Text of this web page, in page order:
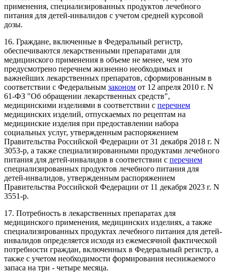
применения, специализированных продуктов лечебного
питания для детей-инвалидов с учетом средней курсовой
дозы.
16. Граждане, включенные в Федеральный регистр,
обеспечиваются лекарственными препаратами для
медицинского применения в объеме не менее, чем это
предусмотрено перечнем жизненно необходимых и
важнейших лекарственных препаратов, сформированным в
соответствии с Федеральным законом от 12 апреля 2010 г. N
61-ФЗ "Об обращении лекарственных средств",
медицинскими изделиями в соответствии с перечнем
медицинских изделий, отпускаемых по рецептам на
медицинские изделия при предоставлении набора
социальных услуг, утвержденным распоряжением
Правительства Российской Федерации от 31 декабря 2018 г. N
3053-р, а также специализированными продуктами лечебного
питания для детей-инвалидов в соответствии с перечнем
специализированных продуктов лечебного питания для
детей-инвалидов, утвержденным распоряжением
Правительства Российской Федерации от 11 декабря 2023 г. N
3551-р.
17. Потребность в лекарственных препаратах для
медицинского применения, медицинских изделиях, а также
специализированных продуктах лечебного питания для детей-
инвалидов определяется исходя из ежемесячной фактической
потребности граждан, включенных в Федеральный регистр, а
также с учетом необходимости формирования неснижаемого
запаса на три - четыре месяца.